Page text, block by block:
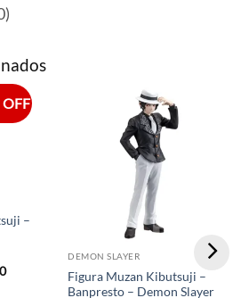
OFF
–
El
DEMON SLAYER
Figura Muzan Kibutsuji –
Banpresto – Demon Slayer